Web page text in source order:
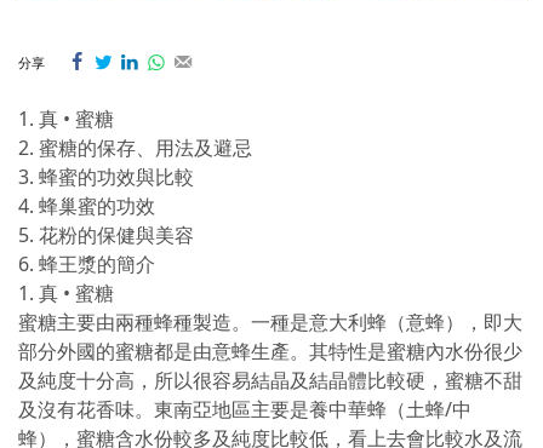
分享
1. 真 • 蜜糖
2. 蜜糖的保存、用法及避忌
3. 蜂蜜的功效與比較
4. 蜂巢蜜的功效
5. 花粉的保健與美容
6. 蜂王漿的簡介
1. 真 • 蜜糖
蜜糖主要由兩種蜂種製造。一種是意大利蜂（意蜂），即大
部分外國的蜜糖都是由意蜂生產。其特性是蜜糖內水份很少
及純度十分高，所以很容易結晶及結晶體比較硬，蜜糖不甜
及沒有花香味。東南亞地區主要是養中華蜂（土蜂/中
蜂），蜜糖含水份較多及純度比較低，看上去會比較水及流